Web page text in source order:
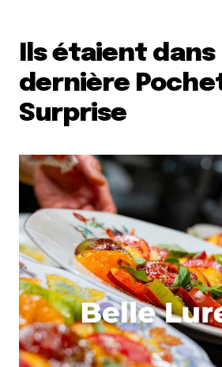
Ils étaient
dernière
Surprise